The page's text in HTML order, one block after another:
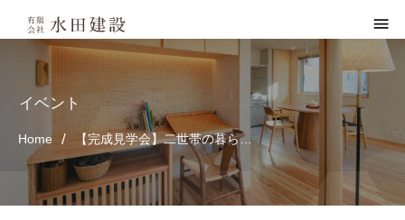
イベント
Home / 【完成見学会】二世帯の暮らしも、駐車スペースも叶えた住まい